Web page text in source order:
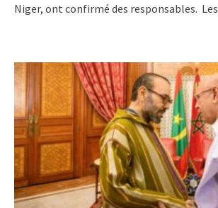
Niger, ont confirmé des responsables. Les